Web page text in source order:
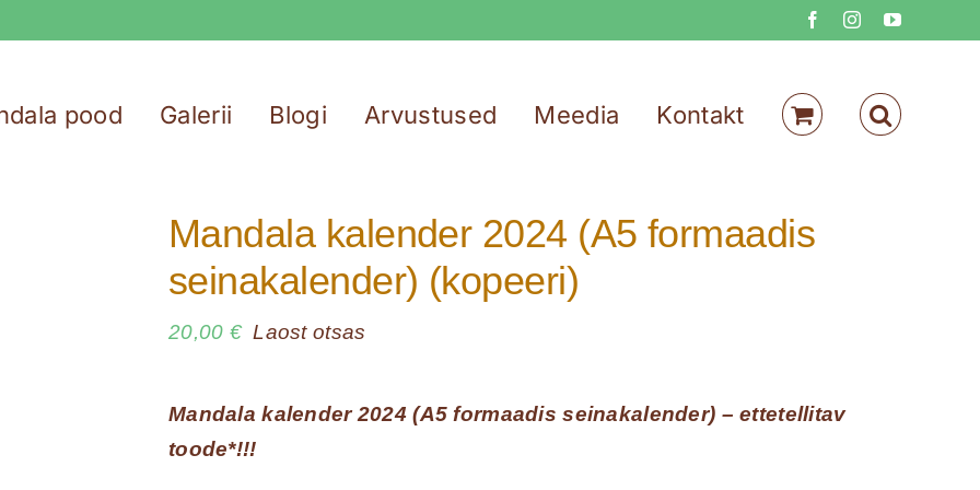
FacebookInstagramYouTube
pood Galerii Blogi Arvustused Meedia Kontakt
Mandala kalender 2024 (A5 formaadis
seinakalender) (kopeeri)
20,00 € Laost otsas
Mandala kalender 2024 (A5 formaadis seinakalender) – ettetellitav
toode*!!!